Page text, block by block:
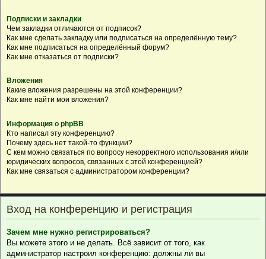
Подписки и закладки
Чем закладки отличаются от подписок?
Как мне сделать закладку или подписаться на определённую тему?
Как мне подписаться на определённый форум?
Как мне отказаться от подписки?
Вложения
Какие вложения разрешены на этой конференции?
Как мне найти мои вложения?
Информация о phpBB
Кто написал эту конференцию?
Почему здесь нет такой-то функции?
С кем можно связаться по вопросу некорректного использования и/или
юридических вопросов, связанных с этой конференцией?
Как мне связаться с администратором конференции?
Вход на конференцию и регистрация
Зачем мне нужно регистрироваться?
Вы можете этого и не делать. Всё зависит от того, как
администратор настроил конференцию: должны ли вы